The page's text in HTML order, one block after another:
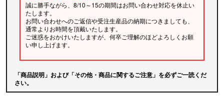
誠に勝手ながら、8/10～15の期間はお問い合わせ対応を休止い
たします。
お問い合わせへのご返信や受注生産品の納期につきましても、
通常よりお時間を頂戴いたします。
ご迷惑をおかけいたしますが、何卒ご理解のほどよろしくお願
い申し上げます。
「商品説明」および「その他・商品に関するご注意」を必ずご一読くだ
さい。